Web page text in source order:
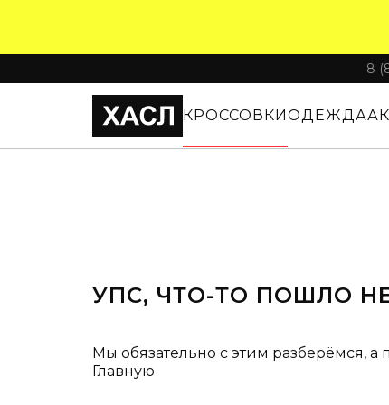
8
КРОССОВКИОДЕЖДА
УПС, ЧТО-ТО ПОШЛО
Мы обязательно с этим разберёмся, а
Главную